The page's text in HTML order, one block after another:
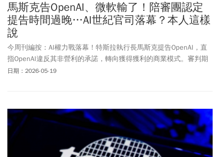
馬斯克告OpenAI、微軟輸了！陪審團認定
提告時間過晚…AI世紀官司落幕？本人這樣
說
今周刊編按：AI權力戰落幕！特斯拉執行長馬斯克提告OpenAI，直
指OpenAI違反其非營利的承諾，轉向獲得獲利的商業模式。審判期
間，多位科技業巨頭出庭作證，最終陪審團判定，馬斯克OpenAI執
日期：2026-05-19